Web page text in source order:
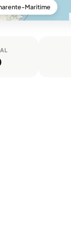
Maritime